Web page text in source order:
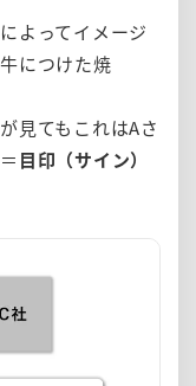
よってイメージ
につけた焼
見てもこれはAさ
目印（サイン）